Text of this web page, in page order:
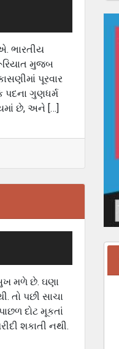
ભારતીય
મુજબ
પૂરવાર
પદના ગુણધર્મ
છે, અને […]
મળે છે. ઘણા
પછી સાચા
દોટ મૂકતાં
શકાતી નથી.